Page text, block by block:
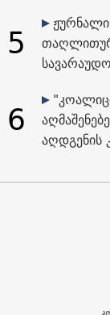
5
6
აღდგენის